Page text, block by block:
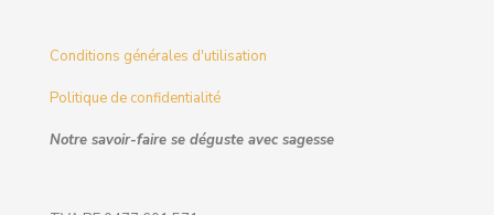
Conditions générales d'utilisation
Politique de confidentialité
Notre savoir-faire se déguste avec sagesse